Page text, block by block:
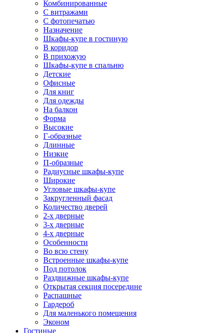
Комбинированные
С витражами
С фотопечатью
Назначение
Шкафы-купе в гостиную
В коридор
В прихожую
Шкафы-купе в спальню
Детские
Офисные
Для книг
Для одежды
На балкон
Форма
Высокие
Г-образные
Длинные
Низкие
П-образные
Радиусные шкафы-купе
Широкие
Угловые шкафы-купе
Закругленный фасад
Количество дверей
2-х дверные
3-х дверные
4-х дверные
Особенности
Во всю стену
Встроенные шкафы-купе
Под потолок
Раздвижные шкафы-купе
Открытая секция посередине
Распашные
Гардероб
Для маленького помещения
Эконом
Гостиные